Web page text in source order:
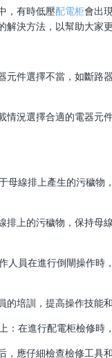
，有時低壓配電柜會出
決方法，以幫助大家
元件選擇不當，如斷路
情況選擇合適的電器元
母線排上產生的污穢
排上的污穢物，保持母
人員在進行倒閘操作時
的培訓，提高操作技能
：在進行配電柜檢修時
，應仔細檢查檢修工具